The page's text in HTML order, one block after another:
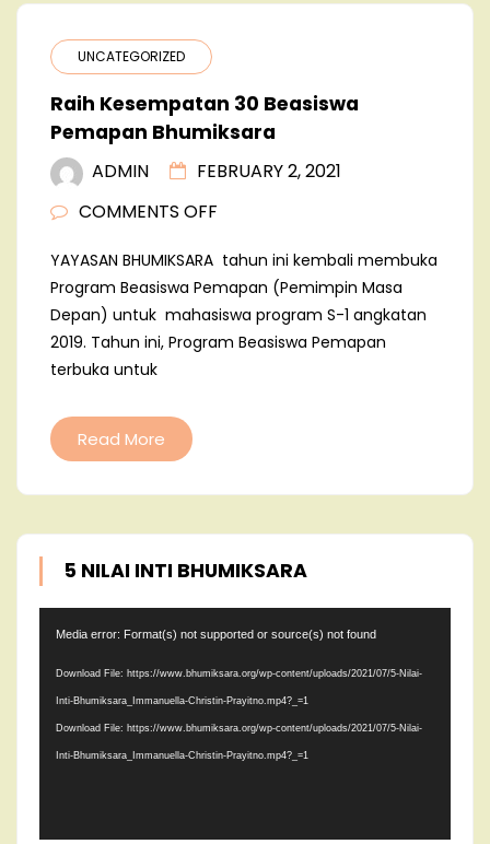
UNCATEGORIZED
Raih Kesempatan 30 Beasiswa
Pemapan Bhumiksara
ADMIN
FEBRUARY 2, 2021
COMMENTS OFF
KESEMPATAN
30
BEASISWA
PEMAPAN
YAYASAN BHUMIKSARA tahun ini kembali membuka
Program Beasiswa Pemapan (Pemimpin Masa
Depan) untuk mahasiswa program S-1 angkatan
2019. Tahun ini, Program Beasiswa Pemapan
terbuka untuk
Read More
5 NILAI INTI BHUMIKSARA
Media error: Format(s) not supported or source(s) not found
Download File: https://www.bhumiksara.org/wp-content/uploads/2021/07/5-Nilai-
Inti-Bhumiksara_Immanuella-Christin-Prayitno.mp4?_=1
Download File: https://www.bhumiksara.org/wp-content/uploads/2021/07/5-Nilai-
Inti-Bhumiksara_Immanuella-Christin-Prayitno.mp4?_=1